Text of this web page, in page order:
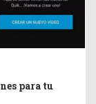
para tu